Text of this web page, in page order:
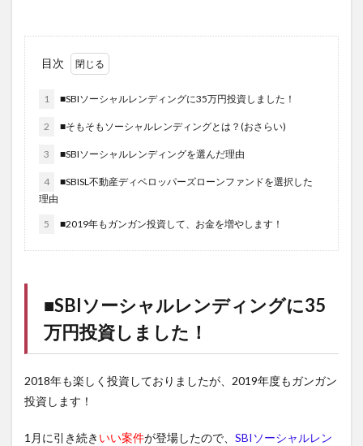
目次
1 ■SBIソーシャルレンディングに35万円投資しました！
2 ■そもそもソーシャルレンディングとは？(おさらい)
3 ■SBIソーシャルレンディングを選んだ理由
4
■SBISL不動産ディベロッパーズローンファンドを選択した
理由
5 ■2019年もガンガン投資して、お金を増やします！
■SBIソーシャルレンディングに35
万円投資しました！
2018年も楽しく投資しておりましたが、2019年度もガンガン
投資します！
1月に引き続き いい案件が登場したので、 SBIソーシャルレン